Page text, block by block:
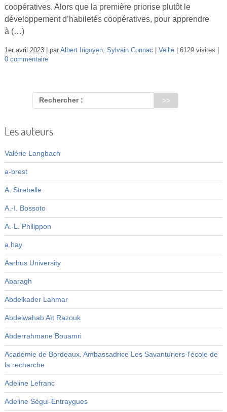
Se connecter
coopératives. Alors que la première priorise plutôt le
développement d’habiletés coopératives, pour apprendre
à (…)
1er avril 2023 par Albert Irigoyen, Sylvain Connac Veille
6129 visites
0 commentaire
Rechercher :
Les auteurs
Valérie Langbach
a-brest
A. Strebelle
A.-I. Bossoto
A.-L. Philippon
a.hay
Aarhus University
Abaragh
Abdelkader Lahmar
Abdelwahab Aït Razouk
Abderrahmane Bouamri
Académie de Bordeaux. Ambassadrice Les Savanturiers-l’école de
la recherche
Adeline Lefranc
Adeline Ségui-Entraygues